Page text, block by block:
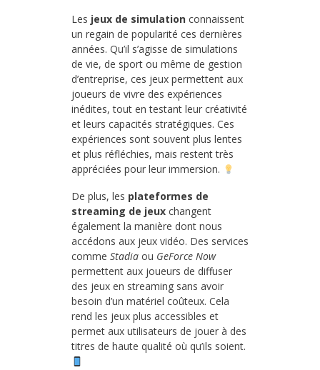
Les jeux de simulation connaissent
un regain de popularité ces dernières
années. Qu’il s’agisse de simulations
de vie, de sport ou même de gestion
d’entreprise, ces jeux permettent aux
joueurs de vivre des expériences
inédites, tout en testant leur créativité
et leurs capacités stratégiques. Ces
expériences sont souvent plus lentes
et plus réfléchies, mais restent très
appréciées pour leur immersion.
De plus, les plateformes de
streaming de jeux changent
également la manière dont nous
accédons aux jeux vidéo. Des services
comme Stadia ou GeForce Now
permettent aux joueurs de diffuser
des jeux en streaming sans avoir
besoin d’un matériel coûteux. Cela
rend les jeux plus accessibles et
permet aux utilisateurs de jouer à des
titres de haute qualité où qu’ils soient.